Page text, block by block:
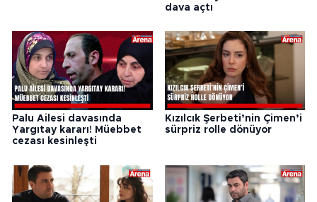
dava açtı
Palu Ailesi davasında
Yargıtay kararı! Müebbet
cezası kesinleşti
Kızılcık Şerbeti’nin Çimen’i
sürpriz rolle dönüyor